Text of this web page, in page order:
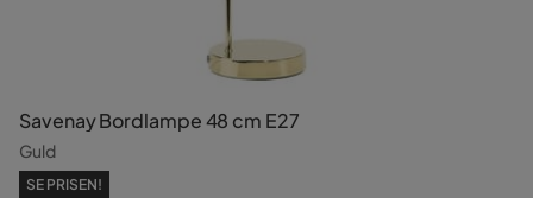
Savenay Bordlampe 48 cm E27
Guld
SE PRISEN!